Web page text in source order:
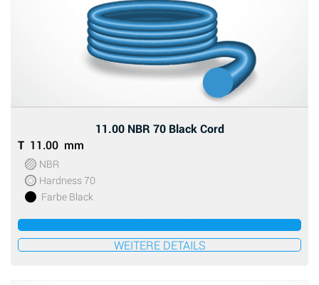
11.00 NBR 70 Black Cord
T 11.00 mm
Farbe Black
Hardness 70
NBR
WEITERE DETAILS